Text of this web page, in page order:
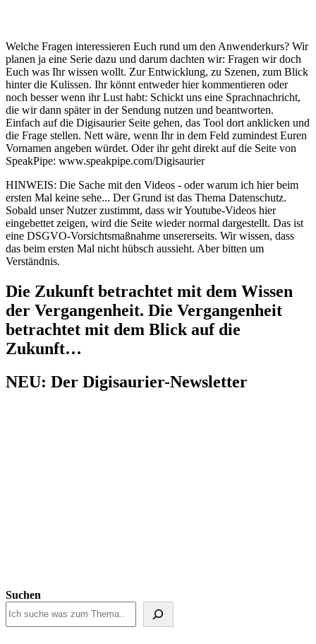
Welche Fragen interessieren Euch rund um den Anwenderkurs? Wir
planen ja eine Serie dazu und darum dachten wir: Fragen wir doch
Euch was Ihr wissen wollt. Zur Entwicklung, zu Szenen, zum Blick
hinter die Kulissen. Ihr könnt entweder hier kommentieren oder
noch besser wenn ihr Lust habt: Schickt uns eine Sprachnachricht,
die wir dann später in der Sendung nutzen und beantworten.
Einfach auf die Digisaurier Seite gehen, das Tool dort anklicken und
die Frage stellen. Nett wäre, wenn Ihr in dem Feld zumindest Euren
Vornamen angeben würdet. Oder ihr geht direkt auf die Seite von
SpeakPipe: www.speakpipe.com/Digisaurier
HINWEIS: Die Sache mit den Videos - oder warum ich hier beim
ersten Mal keine sehe... Der Grund ist das Thema Datenschutz.
Sobald unser Nutzer zustimmt, dass wir Youtube-Videos hier
eingebettet zeigen, wird die Seite wieder normal dargestellt. Das ist
eine DSGVO-Vorsichtsmaßnahme unsererseits. Wir wissen, dass
das beim ersten Mal nicht hübsch aussieht. Aber bitten um
Verständnis.
Die Zukunft betrachtet mit dem Wissen
der Vergangenheit. Die Vergangenheit
betrachtet mit dem Blick auf die
Zukunft…
NEU: Der Digisaurier-Newsletter
Suchen